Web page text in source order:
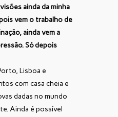
ainda da minha
vem o trabalho de
ainda vem a
Só depois
Lisboa e
com casa cheia e
dadas no mundo
Ainda é possível